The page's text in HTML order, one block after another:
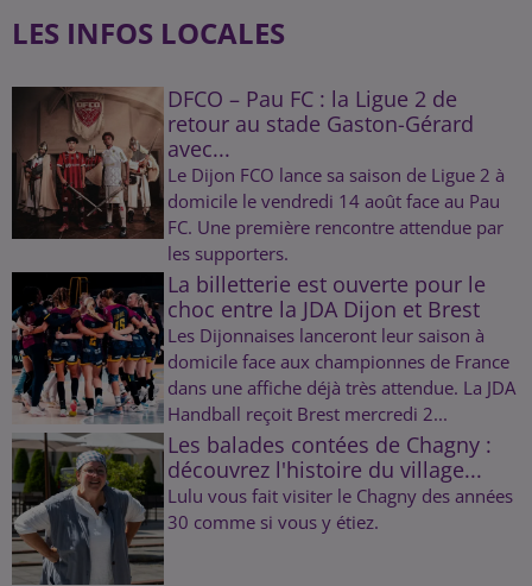
LES INFOS LOCALES
DFCO – Pau FC : la Ligue 2 de
retour au stade Gaston-Gérard
avec...
Le Dijon FCO lance sa saison de Ligue 2 à
domicile le vendredi 14 août face au Pau
FC. Une première rencontre attendue par
les supporters.
La billetterie est ouverte pour le
choc entre la JDA Dijon et Brest
Les Dijonnaises lanceront leur saison à
domicile face aux championnes de France
dans une affiche déjà très attendue. La JDA
Handball reçoit Brest mercredi 2...
Les balades contées de Chagny :
découvrez l'histoire du village...
Lulu vous fait visiter le Chagny des années
30 comme si vous y étiez.